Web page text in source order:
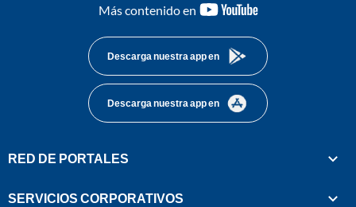
Más contenido en
youtube-
Descarga nuestra app en
Descarga nuestra app en
RED DE PORTALES
SERVICIOS CORPORATIVOS